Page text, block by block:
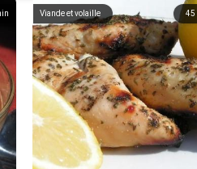
45
Viande et volaille